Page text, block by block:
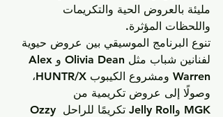
مليئة بالعروض الحية والتكريمات
واللحظات المؤثرة.
تنوع البرنامج الموسيقي بين عروض حيوية
لفنانين شباب مثل Olivia Dean و Alex
Warren ومشروع الكيبوب HUNTR/X،
وصولًا إلى عروض تكريمية من
MGK وJelly Roll تكريمًا للراحل Ozzy